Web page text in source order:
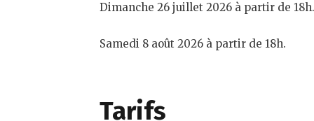
Dimanche 26 juillet 2026 à partir de 18h.
Samedi 8 août 2026 à partir de 18h.
Tarifs